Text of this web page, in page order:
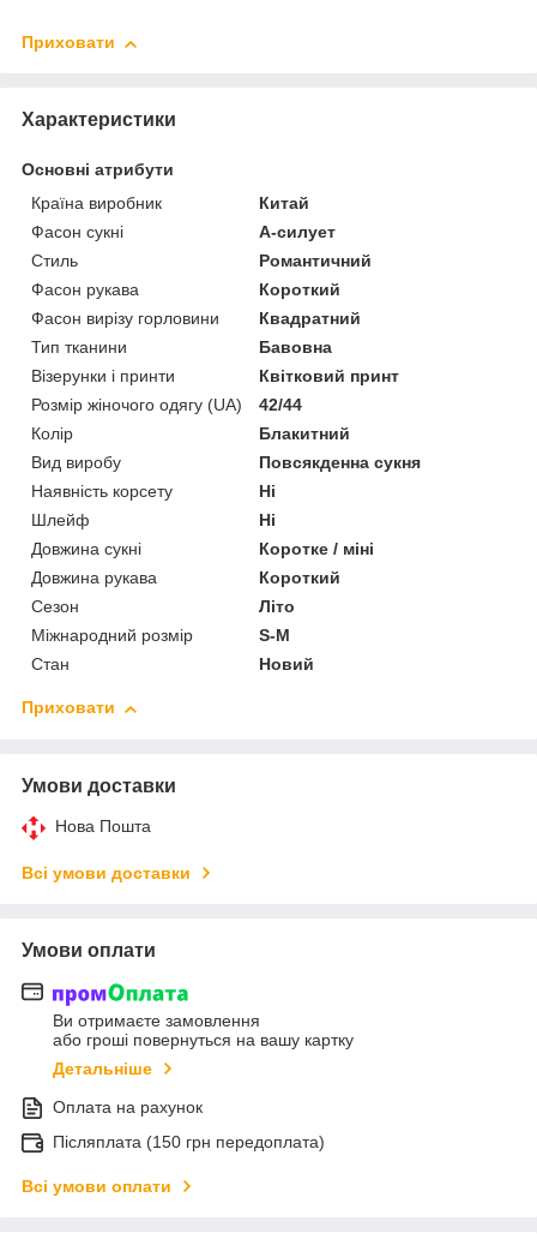
Приховати
Характеристики
Основні атрибути
Країна виробник
Китай
Фасон сукні
А-силует
Стиль
Романтичний
Фасон рукава
Короткий
Фасон вирізу горловини
Квадратний
Тип тканини
Бавовна
Візерунки і принти
Квітковий принт
Розмір жіночого одягу (UA)
42/44
Колір
Блакитний
Вид виробу
Повсякденна сукня
Наявність корсету
Ні
Шлейф
Ні
Довжина сукні
Коротке / міні
Довжина рукава
Короткий
Сезон
Літо
Міжнародний розмір
S-M
Стан
Новий
Приховати
Умови доставки
Нова Пошта
Всі умови доставки
Умови оплати
Ви отримаєте замовлення
або гроші повернуться на вашу картку
Детальніше
Оплата на рахунок
Післяплата (150 грн передоплата)
Всі умови оплати